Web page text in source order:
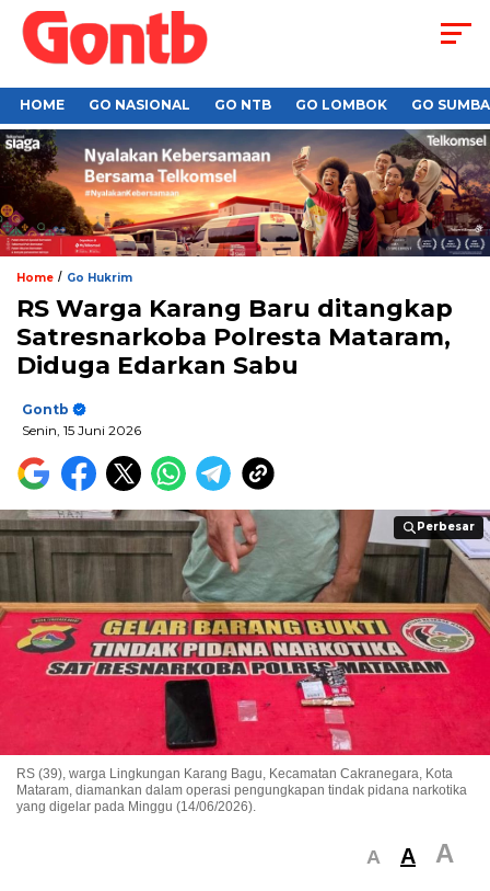
HOME GO NASIONAL GO NTB GO LOMBOK GO
Home / Go Hukrim
RS Warga Karang Baru ditangkap
Satresnarkoba Polresta Mataram,
Diduga Edarkan Sabu
Gontb
Senin, 15 Juni 2026
Perbesar
Perbesar
RS (39), warga Lingkungan Karang Bagu, Kecamatan Cakranegara, Kota
Mataram, diamankan dalam operasi pengungkapan tindak pidana narkotika
yang digelar pada Minggu (14/06/2026).
A A A